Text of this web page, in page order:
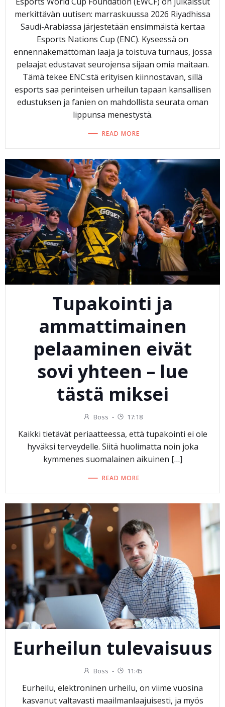
merkittävän uutisen: marraskuussa 2026 Riyadhissa
Saudi-Arabiassa järjestetään ensimmäistä kertaa
Esports Nations Cup (ENC). Kyseessä on
ennennäkemättömän laaja ja toistuva turnaus, jossa
pelaajat edustavat seurojensa sijaan omia maitaan.
Tämä tekee ENC:stä erityisen kiinnostavan, sillä
esports saa perinteisen urheilun tapaan kansallisen
edustuksen ja fanien on mahdollista seurata oman
lippunsa menestystä.
READ MORE
Tupakointi ja
ammattimainen
pelaaminen eivät
sovi yhteen – lue
tästä miksei
Boss - 17:18
Kaikki tietävät periaatteessa, että tupakointi ei ole
hyväksi terveydelle. Siitä huolimatta noin joka
kymmenes suomalainen aikuinen […]
READ MORE
Eurheilun tulevaisuus
Boss - 11:45
Eurheilu, elektroninen urheilu, on viime vuosina
kasvanut valtavasti maailmanlaajuisesti, ja myös